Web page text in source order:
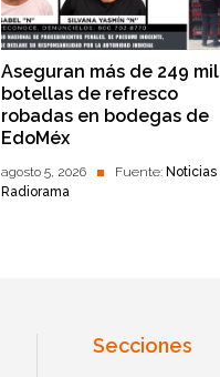
Aseguran más de 249 mil
botellas de refresco
robadas en bodegas de
EdoMéx
agosto 5, 2026 Fuente:Noticias
Radiorama
Secciones